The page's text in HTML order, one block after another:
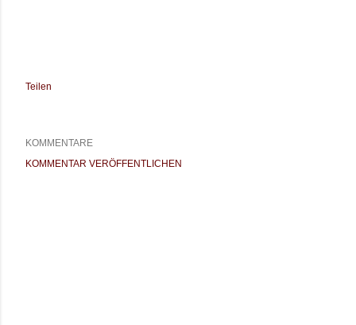
Teilen
KOMMENTARE
KOMMENTAR VERÖFFENTLICHEN